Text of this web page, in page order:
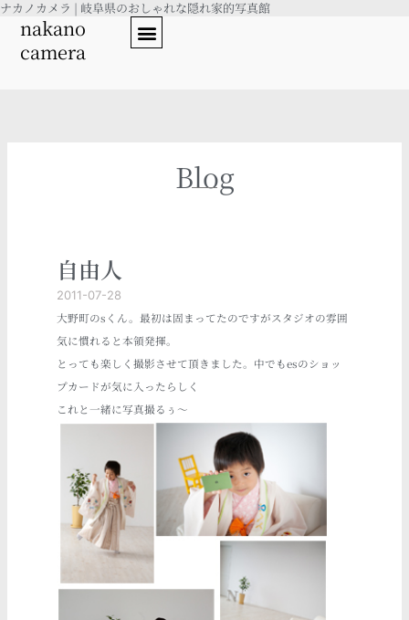
内
ナカノカメラ | 岐阜県のおしゃれな隠れ家的写真館
nakano
camera
Blog
自由人
2011-07-28
大野町のsくん。最初は固まってたのですがスタジオの雰囲
気に慣れると本領発揮。
とっても楽しく撮影させて頂きました。中でもesのショッ
プカードが気に入ったらしく
これと一緒に写真撮るぅ～